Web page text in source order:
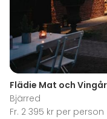
Flädie Mat och
Bjärred
Fr. 2 395 kr per person